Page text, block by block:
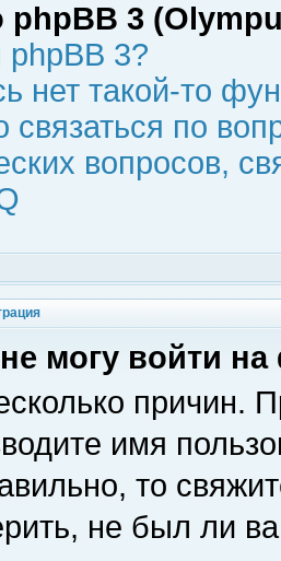
phpBB 3
phpBB 3?
нет такой-то
по
вопросов,
могу войти
причин.
имя
то
не был ли